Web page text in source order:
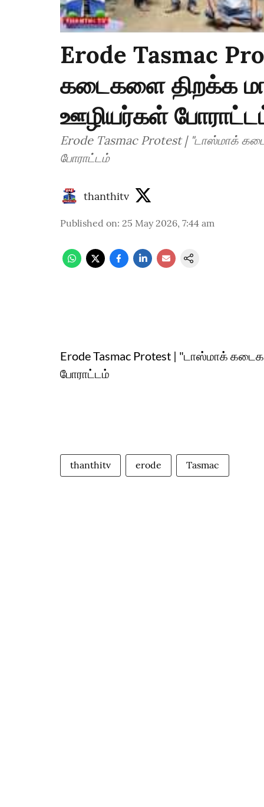
Erode Tasmac
கடைகளை திறக்க
ஊழியர்கள்
Erode Tasmac Protest | "டாஸ்மாக்
போராட்டம்
thanthitv
Published on: 25 May 2026, 7:44 am
Erode Tasmac Protest | "டாஸ்மாக்
போராட்டம்
thanthitv erode Tasmac